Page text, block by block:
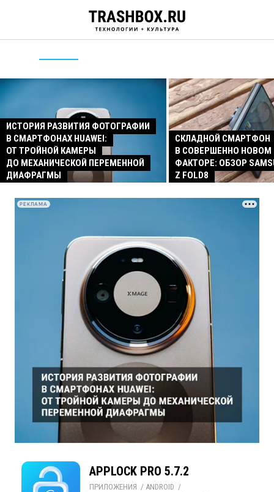
ИСТОРИЯ РАЗВИТИЯ ФОТОГРАФИИ
В СМАРТФОНАХ HUAWEI:
ОТ ТРОЙНОЙ КАМЕРЫ
ДО МЕХАНИЧЕСКОЙ ПЕРЕМЕННОЙ
ДИАФРАГМЫ
СКЛАДНОЙ СМАРТФОН
В СОВЕРШЕННО
ФАКТОРЕ: ОБЗОР
Z FOLD8
РЕКЛАМА
APPLOCK PRO 5.7.2
ПРИЛОЖЕНИЯ / ANDROID /